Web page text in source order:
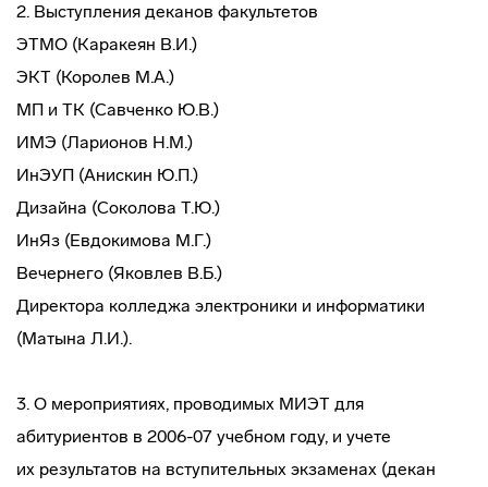
2. Выступления деканов факультетов
ЭТМО (Каракеян В.И.)
ЭКТ (Королев М.А.)
МП и ТК (Савченко Ю.В.)
ИМЭ (Ларионов Н.М.)
ИнЭУП (Анискин Ю.П.)
Дизайна (Соколова Т.Ю.)
ИнЯз (Евдокимова М.Г.)
Вечернего (Яковлев В.Б.)
Директора колледжа электроники и информатики
(Матына Л.И.).
3. О мероприятиях, проводимых МИЭТ для
абитуриентов в 2006-07 учебном году, и учете
их результатов на вступительных экзаменах (декан